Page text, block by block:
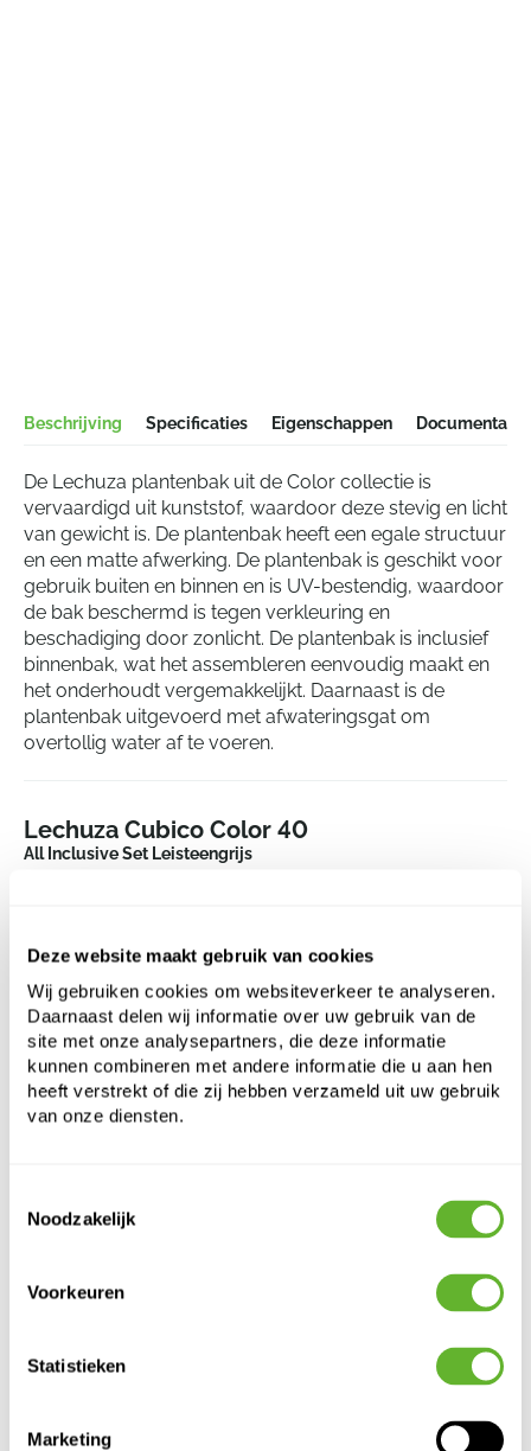
Deze website maakt gebruik van cookies
Wij gebruiken cookies om websiteverkeer te analyseren.
Daarnaast delen wij informatie over uw gebruik van de
site met onze analysepartners, die deze informatie
kunnen combineren met andere informatie die u aan hen
heeft verstrekt of die zij hebben verzameld uit uw gebruik
van onze diensten.
Noodzakelijk
Voorkeuren
Statistieken
Marketing
Beschrijving Specificaties Eigenschappen Documentatie
De Lechuza plantenbak uit de Color collectie is
vervaardigd uit kunststof, waardoor deze stevig en licht
van gewicht is. De plantenbak heeft een egale structuur
en een matte afwerking. De plantenbak is geschikt voor
gebruik buiten en binnen en is UV-bestendig, waardoor
de bak beschermd is tegen verkleuring en
beschadiging door zonlicht. De plantenbak is inclusief
binnenbak, wat het assembleren eenvoudig maakt en
het onderhoudt vergemakkelijkt. Daarnaast is de
plantenbak uitgevoerd met afwateringsgat om
overtollig water af te voeren.
Lechuza Cubico Color 40
All Inclusive Set Leisteengrijs
Breedte:
40
Diepte:
Opening:
34